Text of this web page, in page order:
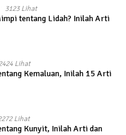
3123 Lihat
tentang Lidah? Inilah Arti
Lihat
Kemaluan, Inilah 15 Arti
Lihat
Kunyit, Inilah Arti dan